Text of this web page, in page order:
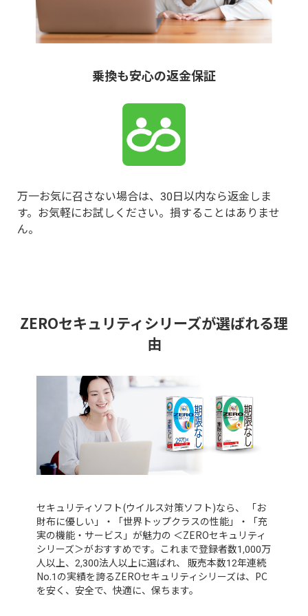
乗換も安心の返金保証
万一お気に召さない場合は、30日以内なら返金しま
す。 お気軽にお試しください。損することはありませ
ん。
ZEROセキュリティシリーズが選ばれる理
由
セキュリティソフト(ウイルス対策ソフト)なら、
「お
財布に優しい」・「世界トップクラスの性能」・「充
実の機能・サービス」が魅力の ＜ZEROセキュリティ
シリーズ＞がおすすめです。 これまで登録者数1,000万
人以上、2,300法人以上に選ばれ、
販売本数12年連続
No.1の実績を誇るZEROセキュリティシリーズは、PC
を安く、安全で、快適に、保ちます。